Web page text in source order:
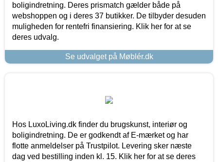
boligindretning. Deres prismatch gælder både på
webshoppen og i deres 37 butikker. De tilbyder desuden
muligheden for rentefri finansiering. Klik her for at se
deres udvalg.
Se udvalget på Møblér.dk
Hos LuxoLiving.dk finder du brugskunst, interiør og
boligindretning. De er godkendt af E-mærket og har
flotte anmeldelser på Trustpilot. Levering sker næste
dag ved bestilling inden kl. 15. Klik her for at se deres